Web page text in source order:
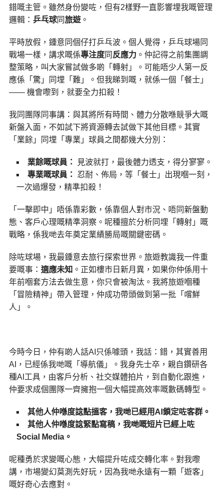
錯嘅主管。雖然身份變咗，但有2樣野一直影響埋我嘅管理
邏輯： 乒乓球同旅遊。
平時放假，鍾意同個仔打乒乓波。個人覺得，乒乓球場同
戰場一樣，講求嘅係專注度同 反應力。仲記得之前集團調
整策略，叫大家嘗試做多啲「轉射」。可能唔少人第一反
應係「驚」同埋「難」。但我睇到嘅，就係一個「餐士」
—— 機會嚟到，就要全力扣殺！
我同團隊同事講：與其將所有時間、體力分散喺競爭大嘅
新盤入面，不如試下將資源轉去試做下其他目標。其實
「業餘」同埋「專業」球員之間都幾大分別：
業餘嘅球員：
見波就打，最後體力透支，得分寥寥。
專業嘅球員：
忍耐、佈局，等「餐士」出現嗰一刻，
一次過爆發，精準扣殺！
「一擊即中」唔係靠彩數，係靠個人對市況、唔同新盤動
態、客戶心理嘅精準洞察。呢種擅於分析同埋「轉射」嘅
戰略，係我哋去年奠定業績勝局嘅關鍵密碼。
除咗球場，我最鍾意去旅行探索世界。旅遊教識我一件重
要嘅事： 適應未知 。正如樓市日新月異，如果你仲係用十
年前嗰套方法去做生意，你只會被淘汰。我將旅遊嗰種
「冒險精神」帶入管理，仲成功帶頭做到第一批「嚐鮮
人」。
今時今日，仲有啲人話AI只係噱頭，我話：錯，其實善用
AI，已經係我哋嘅「導航儀」。我身先士卒，親自鑽研各
種AI工具，由客戶分析、社交媒體拍片，到自動化跟進，
仲要求成個團隊一齊擁抱一個大幅提高效率嘅數碼轉型。
其他人仲喺度諗點搵客，我哋已經用AI 鎖定咗客群。
其他人仲喺度諗緊點寫稿，我哋嘅短片已經上咗
Social Media。
呢種勇於求變嘅心態，大幅提升咗成交轉化率。對我嚟
講，市場變幻莫測先好玩，因為我哋永遠有一顆「遊客」
嘅好奇心去應對。